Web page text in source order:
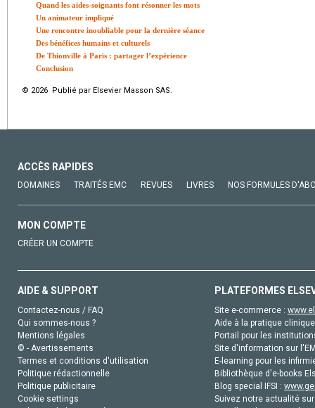
Quand les aides-soignants font résonner les mots
Un animateur impliqué
Une rencontre inoubliable pour la dernière séance
Des bénéfices humains et culturels
De Thionville à Paris : partager l’expérience
Conclusion
© 2026 Publié par Elsevier Masson SAS.
ACCÈS RAPIDES
DOMAINES TRAITÉS EMC REVUES LIVRES NOS FORMULES
MON COMPTE
CRÉER UN COMPTE
AIDE & SUPPORT
Contactez-nous / FAQ
Qui sommes-nous ?
Mentions légales
© - Avertissements
Termes et conditions d'utilisation
Politique rédactionnelle
Politique publicitaire
Cookie settings
PLATEFORMES
Site e-commerce :
Aide à la pratique
Portail pour les
Site d'information sur
E-learning pour les
Bibliothèque d'e-books
Blog special IFSI :
Suivez notre actualité